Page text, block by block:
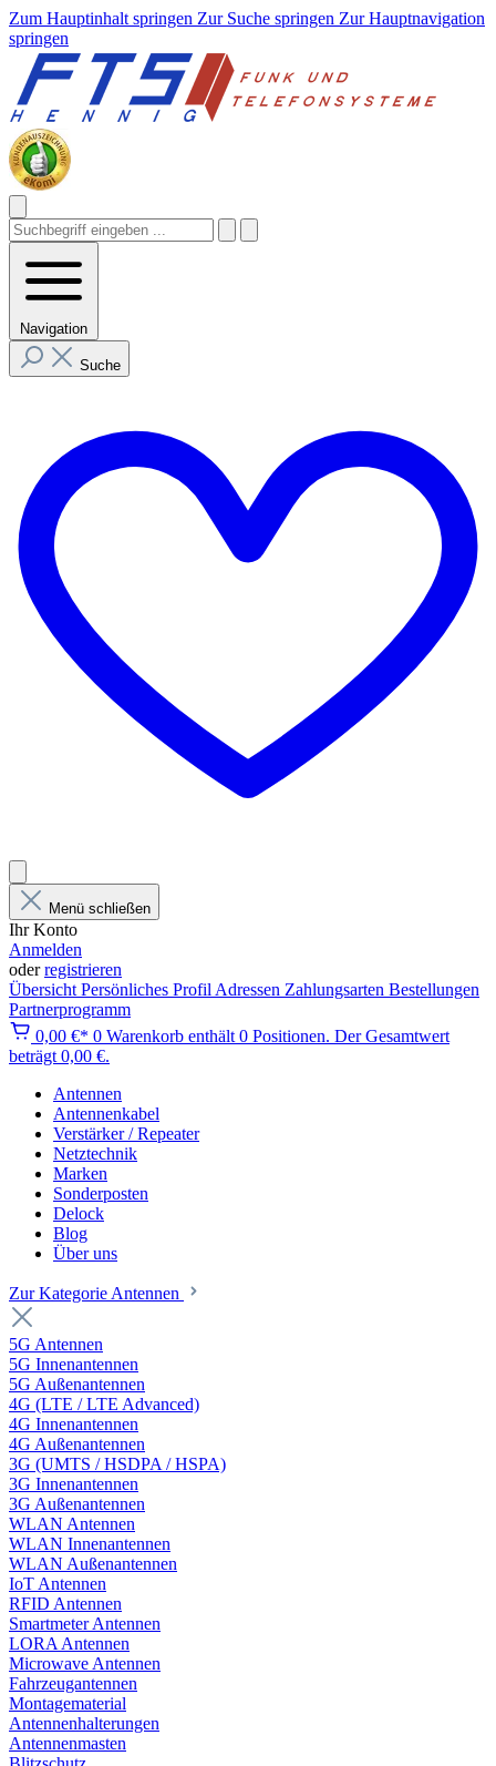
Zum Hauptinhalt springen Zur Suche springen Zur Hauptnavigation
springen
Navigation
Suche
Menü schließen
Ihr Konto
Anmelden
oderregistrieren
Übersicht Persönliches Profil Adressen Zahlungsarten Bestellungen
Partnerprogramm
0,00 €* 0 Warenkorb enthält 0 Positionen. Der Gesamtwert
beträgt 0,00 €.
Antennen
Antennenkabel
Verstärker / Repeater
Netztechnik
Marken
Sonderposten
Delock
Blog
Über uns
Zur Kategorie Antennen
5G Antennen
5G Innenantennen
5G Außenantennen
4G (LTE / LTE Advanced)
4G Innenantennen
4G Außenantennen
3G (UMTS / HSDPA / HSPA)
3G Innenantennen
3G Außenantennen
WLAN Antennen
WLAN Innenantennen
WLAN Außenantennen
IoT Antennen
RFID Antennen
Smartmeter Antennen
LORA Antennen
Microwave Antennen
Fahrzeugantennen
Montagematerial
Antennenhalterungen
Antennenmasten